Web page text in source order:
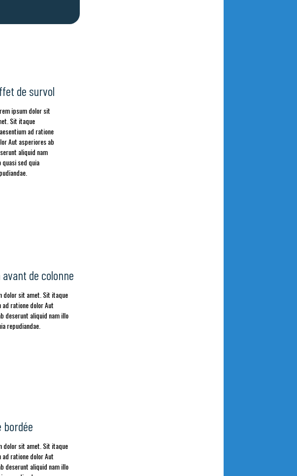
de survol
ipsum dolor sit
Sit itaque
ad ratione
Aut asperiores ab
aliquid nam
quasi sed quia
avant de colonne
dolor sit amet. Sit itaque
ad ratione dolor Aut
deserunt aliquid nam illo
repudiandae.
bordée
dolor sit amet. Sit itaque
ad ratione dolor Aut
deserunt aliquid nam illo